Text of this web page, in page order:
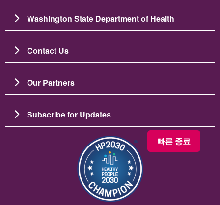
빠른 종료
Washington State Department of Health
Contact Us
Our Partners
Subscribe for Updates
이미지